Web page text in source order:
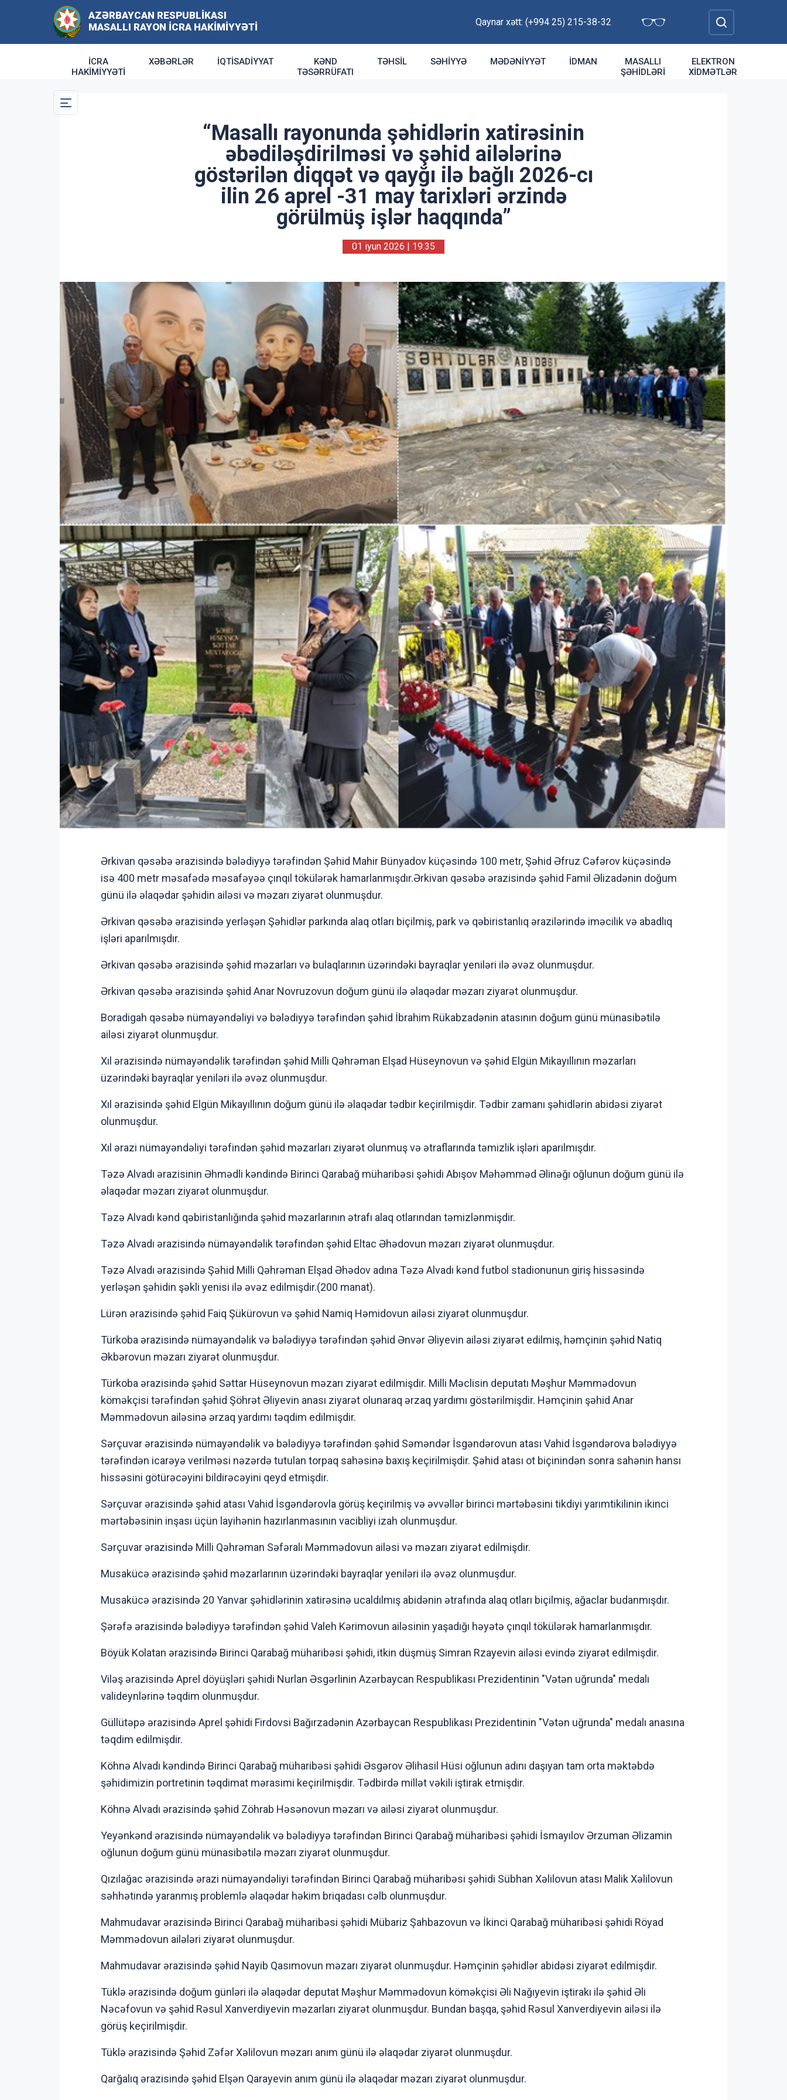
AZƏRBAYCAN RESPUBLIKASI
MASALLI RAYON İCRA HAKIMIYYƏTI
Qaynar xətt: (+994 25) 215-38-32
İCRA
HAKIMIYYƏTI
XƏBƏRLƏR İQTISADIYYAT
KƏND
TƏSƏRRÜFATI
TƏHSIL SƏHIYYƏ MƏDƏNIYYƏT İDMAN
MASALLI
ŞƏHIDLƏRI
ELEKTRON
XIDMƏTLƏR
“Masallı rayonunda şəhidlərin xatirəsinin
əbədiləşdirilməsi və şəhid ailələrinə
göstərilən diqqət və qayğı ilə bağlı 2026-cı
ilin 26 aprel -31 may tarixləri ərzində
görülmüş işlər haqqında”
01 iyun 2026 | 19:35
Ərkivan qəsəbə ərazisində bələdiyyə tərəfindən Şəhid Mahir Bünyadov küçəsində 100 metr, Şəhid Əfruz Cəfərov küçəsində
isə 400 metr məsafədə məsafəyəə çınqıl tökülərək hamarlanmışdır.Ərkivan qəsəbə ərazisində şəhid Famil Əlizadənin doğum
günü ilə əlaqədar şəhidin ailəsi və məzarı ziyarət olunmuşdur.
Ərkivan qəsəbə ərazisində yerləşən Şəhidlər parkında alaq otları biçilmiş, park və qəbiristanlıq ərazilərində iməcilik və abadlıq
işləri aparılmışdır.
Ərkivan qəsəbə ərazisində şəhid məzarları və bulaqlarının üzərindəki bayraqlar yeniləri ilə əvəz olunmuşdur.
Ərkivan qəsəbə ərazisində şəhid Anar Novruzovun doğum günü ilə əlaqədar məzarı ziyarət olunmuşdur.
Boradigah qəsəbə nümayəndəliyi və bələdiyyə tərəfindən şəhid İbrahim Rükabzadənin atasının doğum günü münasibətilə
ailəsi ziyarət olunmuşdur.
Xıl ərazisində nümayəndəlik tərəfindən şəhid Milli Qəhrəman Elşad Hüseynovun və şəhid Elgün Mikayıllının məzarları
üzərindəki bayraqlar yeniləri ilə əvəz olunmuşdur.
Xıl ərazisində şəhid Elgün Mikayıllının doğum günü ilə əlaqədar tədbir keçirilmişdir. Tədbir zamanı şəhidlərin abidəsi ziyarət
olunmuşdur.
Xıl ərazi nümayəndəliyi tərəfindən şəhid məzarları ziyarət olunmuş və ətraflarında təmizlik işləri aparılmışdır.
Təzə Alvadı ərazisinin Əhmədli kəndində Birinci Qarabağ müharibəsi şəhidi Abışov Məhəmməd Əlinəğı oğlunun doğum günü ilə
əlaqədar məzarı ziyarət olunmuşdur.
Təzə Alvadı kənd qəbiristanlığında şəhid məzarlarının ətrafı alaq otlarından təmizlənmişdir.
Təzə Alvadı ərazisində nümayəndəlik tərəfindən şəhid Eltac Əhədovun məzarı ziyarət olunmuşdur.
Təzə Alvadı ərazisində Şəhid Milli Qəhrəman Elşad Əhədov adına Təzə Alvadı kənd futbol stadionunun giriş hissəsində
yerləşən şəhidin şəkli yenisi ilə əvəz edilmişdir.(200 manat).
Lürən ərazisində şəhid Faiq Şükürovun və şəhid Namiq Həmidovun ailəsi ziyarət olunmuşdur.
Türkoba ərazisində nümayəndəlik və bələdiyyə tərəfindən şəhid Ənvər Əliyevin ailəsi ziyarət edilmiş, həmçinin şəhid Natiq
Əkbərovun məzarı ziyarət olunmuşdur.
Türkoba ərazisində şəhid Səttar Hüseynovun məzarı ziyarət edilmişdir. Milli Məclisin deputatı Məşhur Məmmədovun
köməkçisi tərəfindən şəhid Şöhrət Əliyevin anası ziyarət olunaraq ərzaq yardımı göstərilmişdir. Həmçinin şəhid Anar
Məmmədovun ailəsinə ərzaq yardımı təqdim edilmişdir.
Sərçuvar ərazisində nümayəndəlik və bələdiyyə tərəfindən şəhid Səməndər İsgəndərovun atası Vahid İsgəndərova bələdiyyə
tərəfindən icarəyə verilməsi nəzərdə tutulan torpaq sahəsinə baxış keçirilmişdir. Şəhid atası ot biçinindən sonra sahənin hansı
hissəsini götürəcəyini bildirəcəyini qeyd etmişdir.
Sərçuvar ərazisində şəhid atası Vahid İsgəndərovla görüş keçirilmiş və əvvəllər birinci mərtəbəsini tikdiyi yarımtikilinin ikinci
mərtəbəsinin inşası üçün layihənin hazırlanmasının vacibliyi izah olunmuşdur.
Sərçuvar ərazisində Milli Qəhrəman Səfəralı Məmmədovun ailəsi və məzarı ziyarət edilmişdir.
Musakücə ərazisində şəhid məzarlarının üzərindəki bayraqlar yeniləri ilə əvəz olunmuşdur.
Musakücə ərazisində 20 Yanvar şəhidlərinin xatirəsinə ucaldılmış abidənin ətrafında alaq otları biçilmiş, ağaclar budanmışdır.
Şərəfə ərazisində bələdiyyə tərəfindən şəhid Valeh Kərimovun ailəsinin yaşadığı həyətə çınqıl tökülərək hamarlanmışdır.
Böyük Kolatan ərazisində Birinci Qarabağ müharibəsi şəhidi, itkin düşmüş Simran Rzayevin ailəsi evində ziyarət edilmişdir.
Viləş ərazisində Aprel döyüşləri şəhidi Nurlan Əsgərlinin Azərbaycan Respublikası Prezidentinin "Vətən uğrunda" medalı
valideynlərinə təqdim olunmuşdur.
Güllütəpə ərazisində Aprel şəhidi Firdovsi Bağırzadənin Azərbaycan Respublikası Prezidentinin "Vətən uğrunda" medalı anasına
təqdim edilmişdir.
Köhnə Alvadı kəndində Birinci Qarabağ müharibəsi şəhidi Əsgərov Əlihasil Hüsi oğlunun adını daşıyan tam orta məktəbdə
şəhidimizin portretinin təqdimat mərasimi keçirilmişdir. Tədbirdə millət vəkili iştirak etmişdir.
Köhnə Alvadı ərazisində şəhid Zöhrab Həsənovun məzarı və ailəsi ziyarət olunmuşdur.
Yeyənkənd ərazisində nümayəndəlik və bələdiyyə tərəfindən Birinci Qarabağ müharibəsi şəhidi İsmayılov Ərzuman Əlizamin
oğlunun doğum günü münasibətilə məzarı ziyarət olunmuşdur.
Qızılağac ərazisində ərazi nümayəndəliyi tərəfindən Birinci Qarabağ müharibəsi şəhidi Sübhan Xəlilovun atası Malik Xəlilovun
səhhətində yaranmış problemlə əlaqədar həkim briqadası cəlb olunmuşdur.
Mahmudavar ərazisində Birinci Qarabağ müharibəsi şəhidi Mübariz Şahbazovun və İkinci Qarabağ müharibəsi şəhidi Röyad
Məmmədovun ailələri ziyarət olunmuşdur.
Mahmudavar ərazisində şəhid Nayib Qasımovun məzarı ziyarət olunmuşdur. Həmçinin şəhidlər abidəsi ziyarət edilmişdir.
Tüklə ərazisində doğum günləri ilə əlaqədar deputat Məşhur Məmmədovun köməkçisi Əli Nağıyevin iştirakı ilə şəhid Əli
Nəcəfovun və şəhid Rəsul Xanverdiyevin məzarları ziyarət olunmuşdur. Bundan başqa, şəhid Rəsul Xanverdiyevin ailəsi ilə
görüş keçirilmişdir.
Tüklə ərazisində Şəhid Zəfər Xəlilovun məzarı anım günü ilə əlaqədar ziyarət olunmuşdur.
Qarğalıq ərazisində şəhid Elşən Qarayevin anım günü ilə əlaqədar məzarı ziyarət olunmuşdur.